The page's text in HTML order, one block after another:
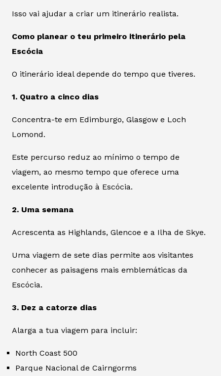
Isso vai ajudar a criar um itinerário realista.
Como planear o teu primeiro itinerário pela
Escócia
O itinerário ideal depende do tempo que tiveres.
1. Quatro a cinco dias
Concentra-te em Edimburgo, Glasgow e Loch
Lomond.
Este percurso reduz ao mínimo o tempo de
viagem, ao mesmo tempo que oferece uma
excelente introdução à Escócia.
2. Uma semana
Acrescenta as Highlands, Glencoe e a Ilha de Skye.
Uma viagem de sete dias permite aos visitantes
conhecer as paisagens mais emblemáticas da
Escócia.
3. Dez a catorze dias
Alarga a tua viagem para incluir:
North Coast 500
Parque Nacional de Cairngorms